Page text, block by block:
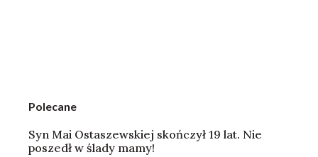
Polecane
Syn Mai Ostaszewskiej skończył 19 lat. Nie
poszedł w ślady mamy!